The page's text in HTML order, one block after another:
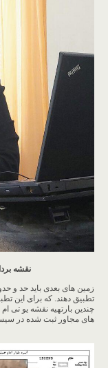
نقشه بردار
زمین های بعدی باید حد و
تطبیق دهند. که برای این
چندین بارتهیه نقشه یو تی
های مجاور ثبت شده در